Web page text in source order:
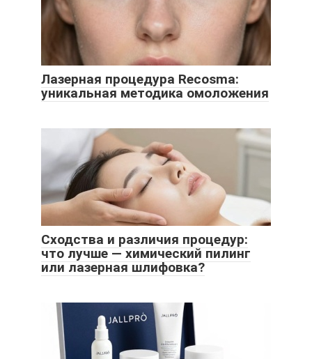
Лазерная процедура Recosma:
уникальная методика омоложения
Сходства и различия процедур:
что лучше — химический пилинг
или лазерная шлифовка?